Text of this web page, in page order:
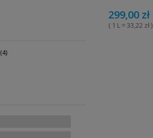
(4)
299,00 zł
( 1 L = 33,22 zł )